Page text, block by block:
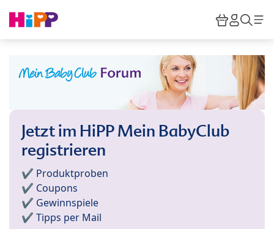
HiPP
Jetzt im HiPP Mein BabyClub
registrieren
✔️ Produktproben
✔️ Coupons
✔️ Gewinnspiele
✔️ Tipps per Mail